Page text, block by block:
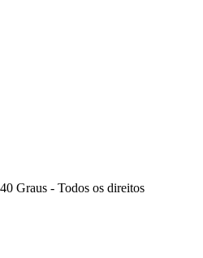
Graus - Todos os direitos